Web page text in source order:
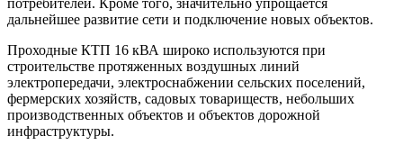
дальнейшее развитие сети и подключение новых объектов.
Проходные КТП 16 кВА широко используются при
строительстве протяженных воздушных линий
электропередачи, электроснабжении сельских поселений,
фермерских хозяйств, садовых товариществ, небольших
производственных объектов и объектов дорожной
инфраструктуры.